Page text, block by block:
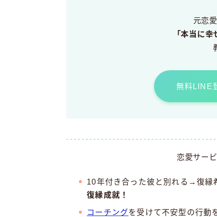
元恋
「本当に
無料LINE
恋愛サー
10年付き合った彼と別れる→復縁
復縁成就！
コーチングを受けて不安型の行動